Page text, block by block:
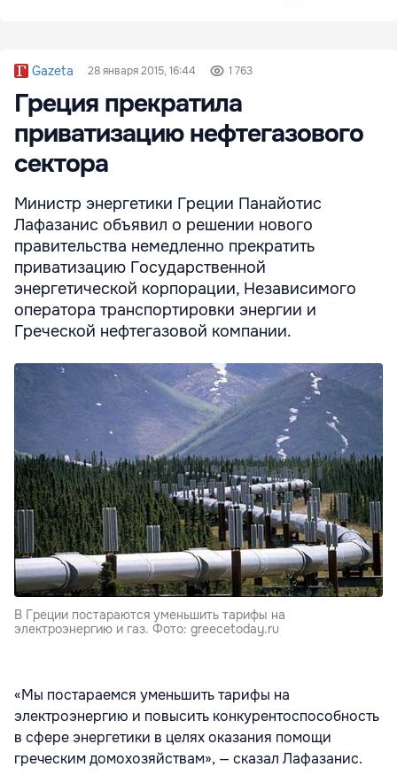
Gazeta 28 января 2015, 16:44 1 763
Греция прекратила
приватизацию нефтегазового
сектора
Министр энергетики Греции Панайотис
Лафазанис объявил о решении нового
правительства немедленно прекратить
приватизацию Государственной
энергетической корпорации, Независимого
оператора транспортировки энергии и
Греческой нефтегазовой компании.
В Греции постараются уменьшить тарифы на
электроэнергию и газ. Фото: greecetoday.ru
«Мы постараемся уменьшить тарифы на
электроэнергию и повысить конкурентоспособность
в сфере энергетики в целях оказания помощи
греческим домохозяйствам», — сказал Лафазанис.